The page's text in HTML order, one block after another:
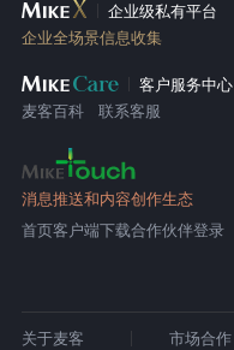
企业级私有平台
企业全场景信息收集
客户服务中心
麦客百科
联系客服
消息推送和内容创作生态
首页客户端下载合作伙伴登录
关于麦客 市场合作